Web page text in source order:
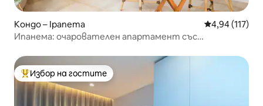
Кондо – Ipanema Средна
4,94 (117)
Ипанема: очарователен апартамент със
Най-популярен избор на гостите
Избор на гостите